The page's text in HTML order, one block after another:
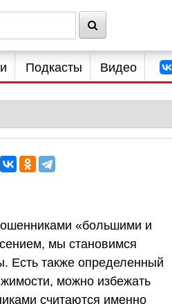
Подкасты Видео
«большими и
мы становимся
Есть также определенный
можно избежать
считаются именно